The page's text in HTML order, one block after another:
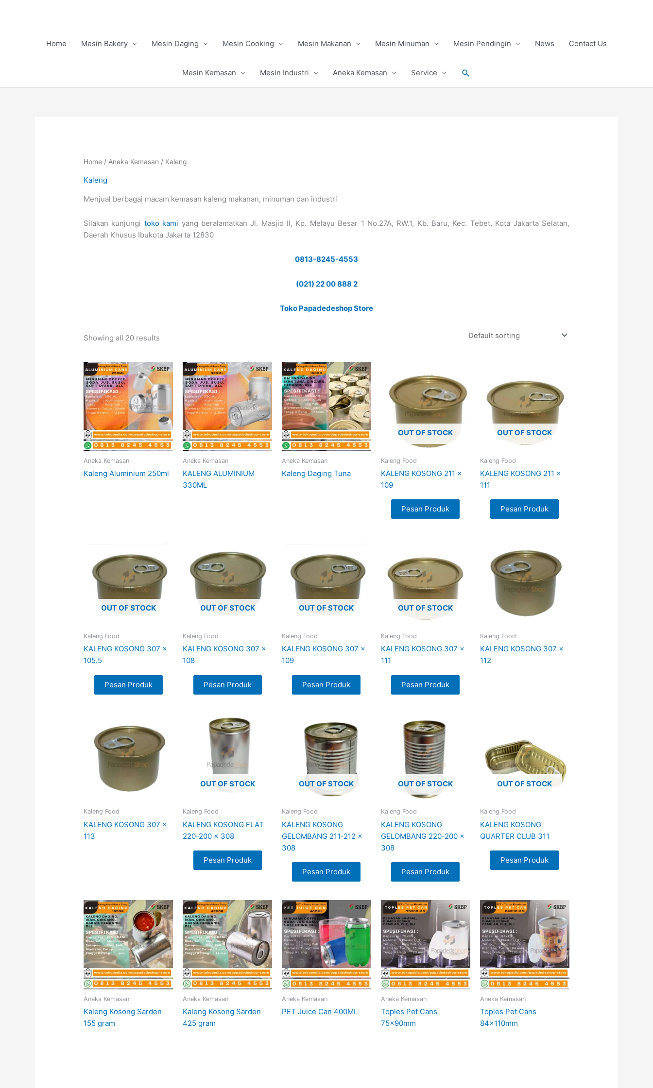
Home
Mesin Bakery Mesin Daging Mesin Cooking Mesin Makanan Mesin Minuman Mesin Pendingin News Contact Us
Mesin Kemasan Mesin Industri Aneka Kemasan Service Search
Home / Aneka Kemasan / Kaleng
Kaleng
Menjual berbagai macam kemasan kaleng makanan, minuman dan industri
Silakan kunjungi toko kami yang beralamatkan Jl. Masjid II, Kp. Melayu Besar 1 No.27A, RW.1, Kb. Baru, Kec. Tebet, Kota Jakarta Selatan,
Daerah Khusus Ibukota Jakarta 12830
0813-8245-4553
(021) 22 00 888 2
Toko Papadedeshop Store
Showing all 20 results
Aneka Kemasan
Kaleng Aluminium 250ml
Aneka Kemasan
KALENG ALUMINIUM
330ML
Aneka Kemasan
Kaleng Daging Tuna
OUT OF STOCK
Kaleng Food
KALENG KOSONG 211 x
109
Pesan Produk
OUT OF STOCK
Kaleng Food
KALENG KOSONG 211 x
111
Pesan Produk
OUT OF STOCK
Kaleng Food
KALENG KOSONG 307 x
105.5
Pesan Produk
OUT OF STOCK
Kaleng Food
KALENG KOSONG 307 x
108
Pesan Produk
OUT OF STOCK
Kaleng Food
KALENG KOSONG 307 x
109
Pesan Produk
OUT OF STOCK
Kaleng Food
KALENG KOSONG 307 x
111
Pesan Produk
Kaleng Food
KALENG KOSONG 307 x
112
Kaleng Food
KALENG KOSONG 307 x
113
OUT OF STOCK
Kaleng Food
KALENG KOSONG FLAT
220-200 x 308
Pesan Produk
OUT OF STOCK
Kaleng Food
KALENG KOSONG
GELOMBANG 211-212 x
308
Pesan Produk
OUT OF STOCK
Kaleng Food
KALENG KOSONG
GELOMBANG 220-200 x
308
Pesan Produk
OUT OF STOCK
Kaleng Food
KALENG KOSONG
QUARTER CLUB 311
Pesan Produk
Aneka Kemasan
Kaleng Kosong Sarden
155 gram
Aneka Kemasan
Kaleng Kosong Sarden
425 gram
Aneka Kemasan
PET Juice Can 400ML
Aneka Kemasan
Toples Pet Cans
75x90mm
Aneka Kemasan
Toples Pet Cans
84x110mm